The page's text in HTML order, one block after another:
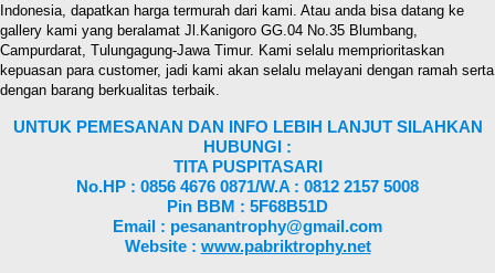
Indonesia, dapatkan harga termurah dari kami. Atau anda bisa datang ke
gallery kami yang beralamat Jl.Kanigoro GG.04 No.35 Blumbang,
Campurdarat, Tulungagung-Jawa Timur. Kami selalu memprioritaskan
kepuasan para customer, jadi kami akan selalu melayani dengan ramah serta
dengan barang berkualitas terbaik.
UNTUK PEMESANAN DAN INFO LEBIH LANJUT SILAHKAN
HUBUNGI :
TITA PUSPITASARI
No.HP : 0856 4676 0871/W.A : 0812 2157 5008
Pin BBM : 5F68B51D
Email : pesanantrophy@gmail.com
Website : www.pabriktrophy.net